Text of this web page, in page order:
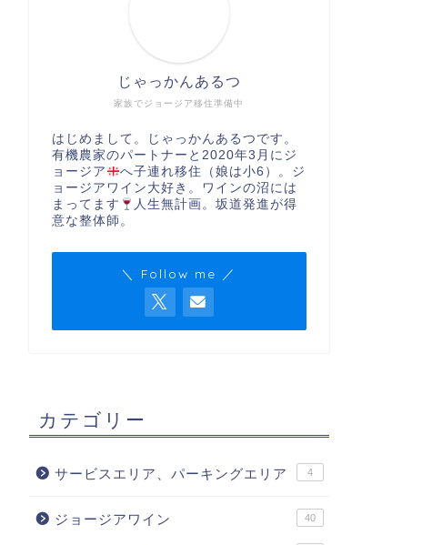
家族でジョージア移住準備中
じゃっかんあるつ
はじめまして。じゃっかんあるつです。
有機農家のパートナーと2020年3月にジ
ョージア
へ子連れ移住（娘は小6）。ジ
ョージアワイン大好き。ワインの沼には
まってます
人生無計画。坂道発進が得
意な整体師。
＼ Follow me ／
カテゴリー
サービスエリア、パーキングエリア 4
ジョージアワイン 40